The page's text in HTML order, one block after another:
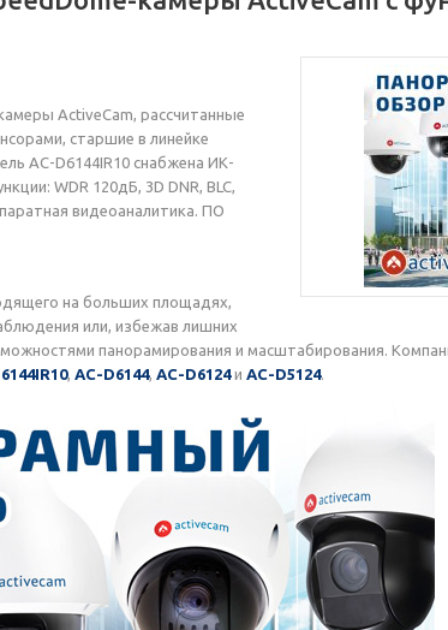
ActiveCam, рассчитанные
старшие в линейке
AC-D6144IR10 снабжена ИК-
WDR 120дБ, 3D DNR, BLC,
видеоаналитика. ПО
на больших площадях,
или, избежав лишних
панорамирования и масштабирования.
, AC-D6144, AC-D6124и AC-D5124.